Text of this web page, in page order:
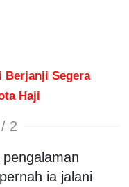
Berjanji Segera
Haji
2
ia jalani